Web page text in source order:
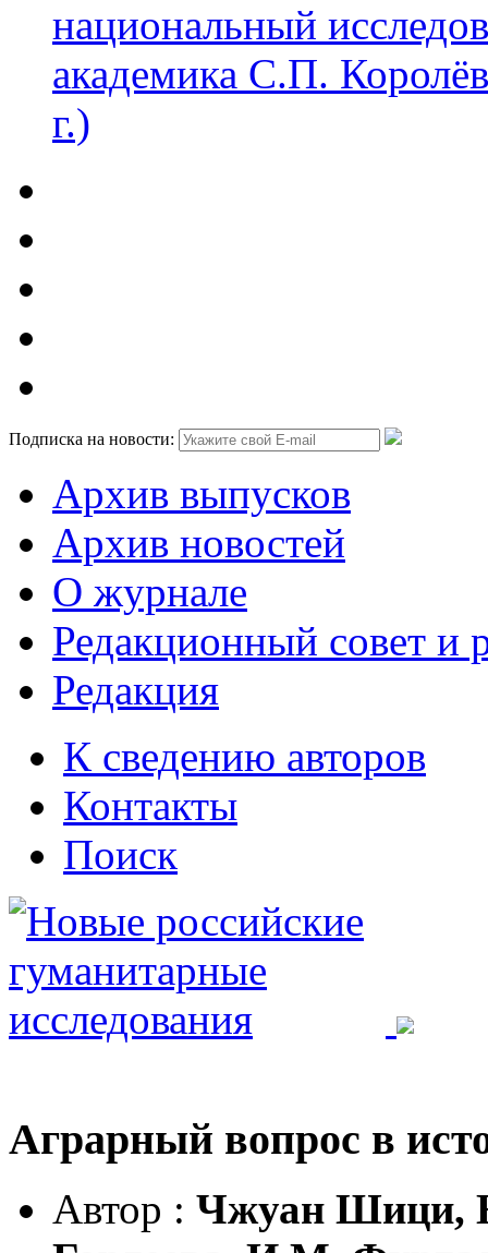
национальный
академика С.П.
г.)
Подписка на новости:
Архив выпусков
Архив новостей
О журнале
Редакционный совет и
Редакция
К сведению авторов
Контакты
Поиск
Аграрный вопрос в
Автор : Чжуан Шици,